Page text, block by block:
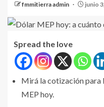
fmmitierra admin junio
Spread the love
Mirá la cotización para
MEP hoy.